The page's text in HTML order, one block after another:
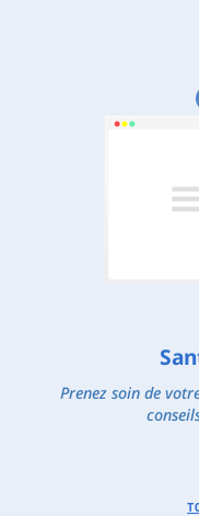
Prenez soin de